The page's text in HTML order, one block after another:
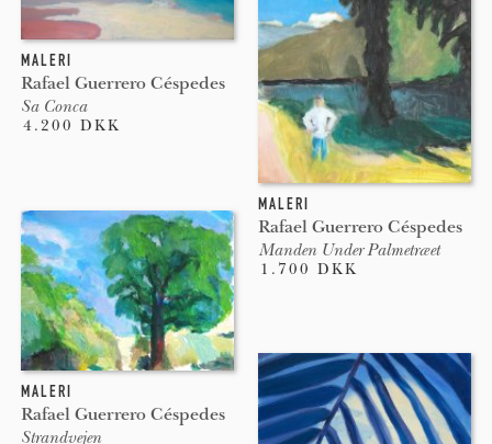
MALERI
Rafael Guerrero Céspedes
Sa Conca
4.200 DKK
MALERI
Rafael Guerrero Céspedes
Manden Under Palmetræet
1.700 DKK
MALERI
Rafael Guerrero Céspedes
Strandvejen